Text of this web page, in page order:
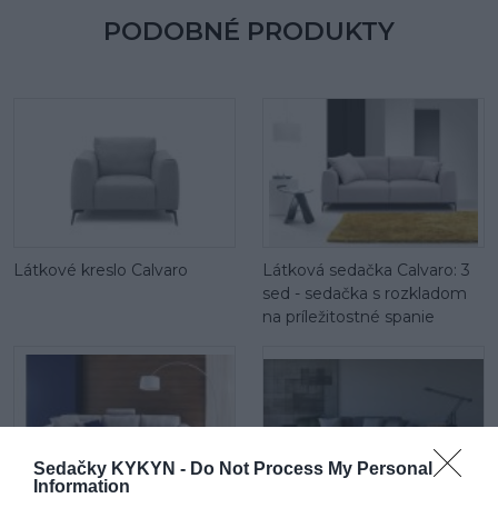
Sedačky KYKYN - Do Not Process My Personal
Information
PODOBNÉ PRODUKTY
Látkové kreslo Calvaro
Látková sedačka Calvaro: 3
sed - sedačka s rozkladom
na príležitostné spanie